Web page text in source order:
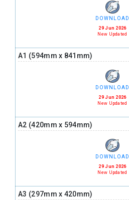
DOWNLOAD
29 Jun 2026
New Updated
A1 (594mm x 841mm)
DOWNLOAD
29 Jun 2026
New Updated
A2 (420mm x 594mm)
DOWNLOAD
29 Jun 2026
New Updated
A3 (297mm x 420mm)